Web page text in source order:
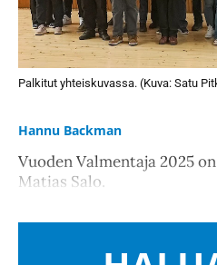
Palkitut yhteiskuvassa. (Kuva: Satu
Hannu Backman
Vuoden Valmentaja 2025
Matias Salo.